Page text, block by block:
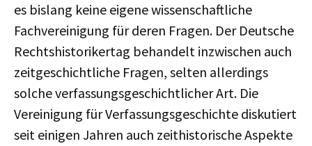
es bislang keine eigene wissenschaftliche
Fachvereinigung für deren Fragen. Der Deutsche
Rechtshistorikertag behandelt inzwischen auch
zeitgeschichtliche Fragen, selten allerdings
solche verfassungsgeschichtlicher Art. Die
Vereinigung für Verfassungsgeschichte diskutiert
seit einigen Jahren auch zeithistorische Aspekte